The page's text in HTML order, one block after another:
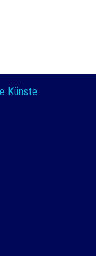
Künste